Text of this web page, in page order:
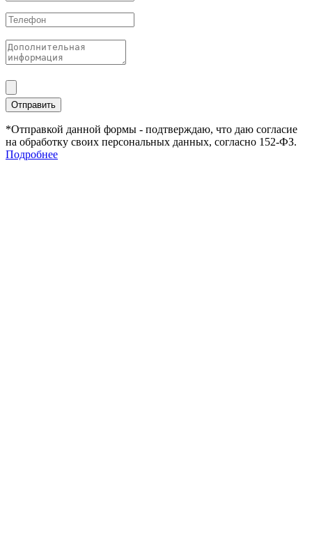
Отправить
*Отправкой данной формы - подтверждаю, что даю согласие
на обработку своих персональных данных, согласно 152-ФЗ.
Подробнее